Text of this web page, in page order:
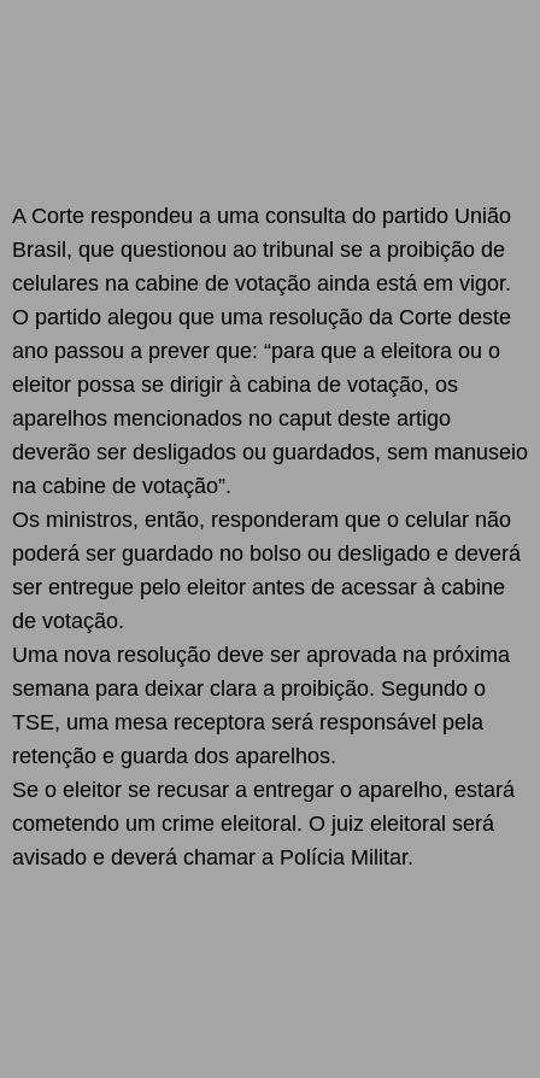
A Corte respondeu a uma consulta do partido União
Brasil, que questionou ao tribunal se a proibição de
celulares na cabine de votação ainda está em vigor.
O partido alegou que uma resolução da Corte deste
ano passou a prever que: “para que a eleitora ou o
eleitor possa se dirigir à cabina de votação, os
aparelhos mencionados no caput deste artigo
deverão ser desligados ou guardados, sem manuseio
na cabine de votação”.
Os ministros, então, responderam que o celular não
poderá ser guardado no bolso ou desligado e deverá
ser entregue pelo eleitor antes de acessar à cabine
de votação.
Uma nova resolução deve ser aprovada na próxima
semana para deixar clara a proibição. Segundo o
TSE, uma mesa receptora será responsável pela
retenção e guarda dos aparelhos.
Se o eleitor se recusar a entregar o aparelho, estará
cometendo um crime eleitoral. O juiz eleitoral será
avisado e deverá chamar a Polícia Militar.